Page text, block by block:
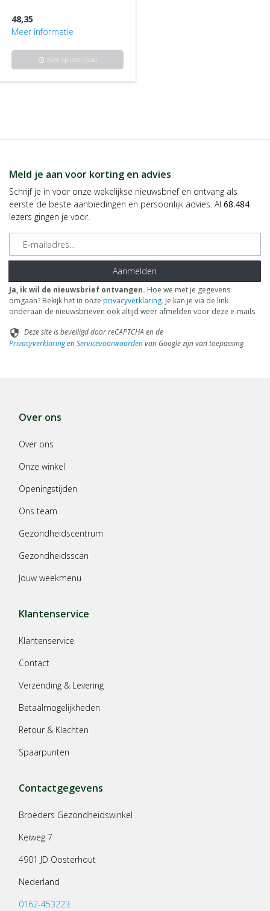
48,35
Meer informatie
info Niet op voorraad
Meld je aan voor korting en advies
Schrijf je in voor onze wekelijkse nieuwsbrief en ontvang als
eerste de beste aanbiedingen en persoonlijk advies. Al 68.484
lezers gingen je voor.
E-mailadres
Aanmelden
Ja, ik wil de nieuwsbrief ontvangen. Hoe we met je gegevens
omgaan? Bekijk het in onze privacyverklaring. Je kan je via de link
onderaan de nieuwsbrieven ook altijd weer afmelden voor deze e-mails
security Deze site is beveiligd door reCAPTCHA en de
PrivacyverklaringenServicevoorwaardenvan Google zijn van toepassing
Over ons
Over ons
Onze winkel
Openingstijden
Ons team
Gezondheidscentrum
Gezondheidsscan
Jouw weekmenu
Klantenservice
Klantenservice
Contact
Verzending & Levering
Betaalmogelijkheden
Retour & Klachten
Spaarpunten
Contactgegevens
Broeders Gezondheidswinkel
Keiweg 7
4901 JD Oosterhout
Nederland
0162-453223